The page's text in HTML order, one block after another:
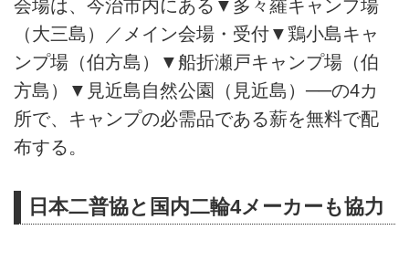
会場は、今治市内にある▼多々羅キャンプ場
（大三島）／メイン会場・受付▼鶏小島キャ
ンプ場（伯方島）▼船折瀬戸キャンプ場（伯
方島）▼見近島自然公園（見近島）──の4カ
所で、キャンプの必需品である薪を無料で配
布する。
日本二普協と国内二輪4メーカーも協力